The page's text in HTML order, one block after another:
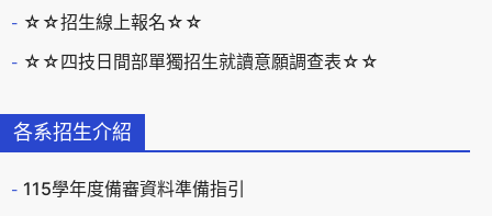
☆☆招生線上報名☆☆
☆☆四技日間部單獨招生就讀意願調查表☆☆
各系招生介紹
115學年度備審資料準備指引